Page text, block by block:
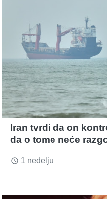
Iran tvrdi da on
da o tome neće
access_time 1 nedelju